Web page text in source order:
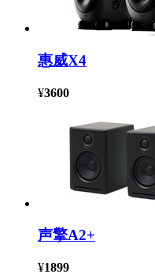
惠威X4
¥3600
声擎A2+
¥1899